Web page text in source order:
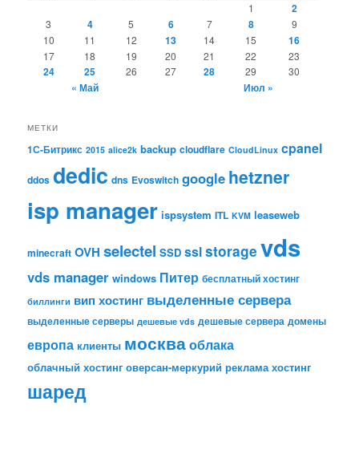
1 2
3 4 5 6 7 8
9
10
11 12 13 14 15 16
17 18 19 20 21 22 23
24 25 26 27 28 29 30
« Май Июл »
МЕТКИ
1С-Битрикс 2015 alice2k backup cloudflare CloudLinux cpanel
ddos dedic dns Evoswitch google hetzner
isp manager ispsystem ITL KVM leaseweb
minecraft OVH selectel SSD sslstorage vds
vds manager windows Питер бесплатный хостинг
биллинги вип хостинг выделенные сервера
выделенные серверы дешевые vds дешевые сервера домены
европа клиенты москваоблака
облачный хостинг оверсан-меркурий реклама хостинг
шаред